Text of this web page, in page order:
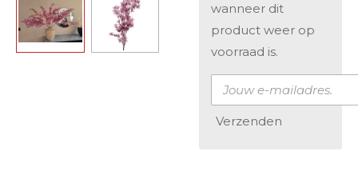
wanneer dit
product weer op
voorraad is.
Verzenden